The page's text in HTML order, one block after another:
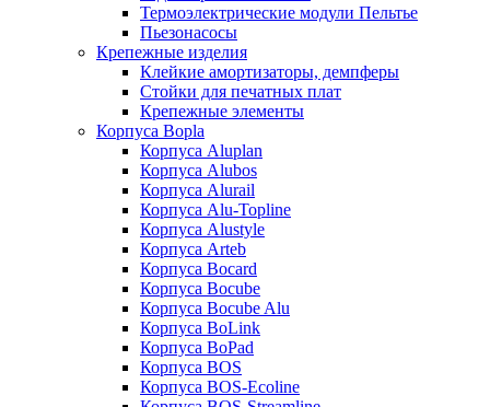
Термоэлектрические модули Пельтье
Пьезонасосы
Крепежные изделия
Клейкие амортизаторы, демпферы
Стойки для печатных плат
Крепежные элементы
Корпуса Bopla
Корпуса Aluplan
Корпуса Alubos
Корпуса Alurail
Корпуса Alu-Topline
Корпуса Alustyle
Корпуса Arteb
Корпуса Bocard
Корпуса Bocube
Корпуса Bocube Alu
Корпуса BoLink
Корпуса BoPad
Корпуса BOS
Корпуса BOS-Ecoline